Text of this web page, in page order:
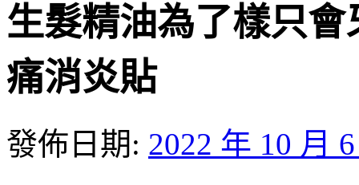
生髮精油為了樣只
痛消炎貼
發佈日期: 2022 年 10 月